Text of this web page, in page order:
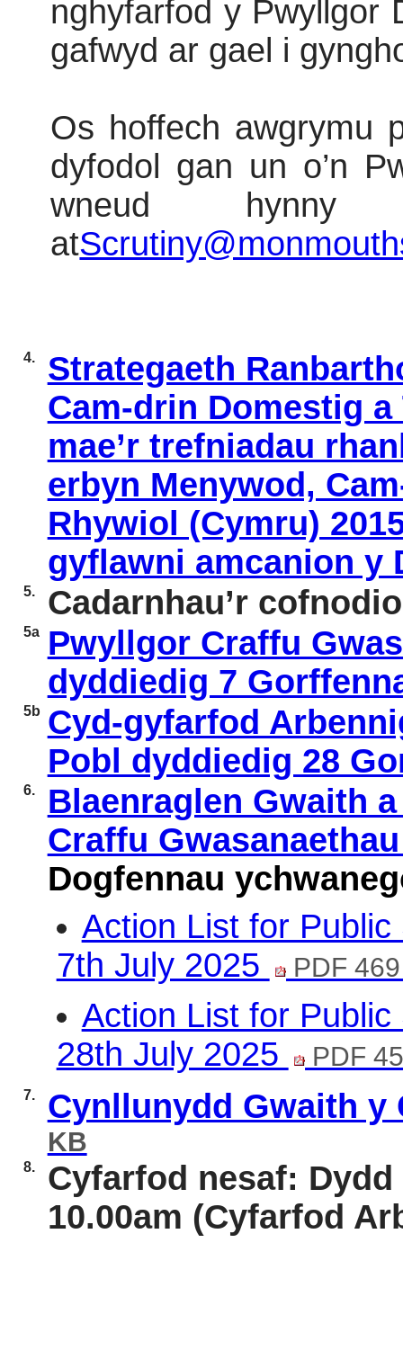
nghyfarfod y Pwyllgor
gafwyd ar gael i
Os hoffech awgrymu
dyfodol gan un o’n
wneud
at
4.
Strategaeth
Cam-drin Domestig
mae’r trefniadau
erbyn Menywod,
Rhywiol (Cymru)
gyflawni amcanion y
5. Cadarnhau’r
5a
Pwyllgor Craffu
dyddiedig 7
5b Cyd-gyfarfod
Pobl dyddiedig 28
6.
Blaenraglen Gwaith
Craffu
Dogfennau
Action List for
7th July 2025
PDF
Action List for
28th July 2025
PDF
7. Cynllunydd Gwaith y
KB
8.
Cyfarfod nesaf:
10.00am (Cyfarfod